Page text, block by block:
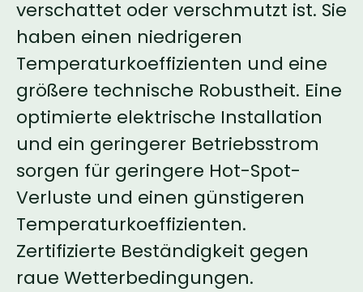
verschattet oder verschmutzt ist. Sie
haben einen niedrigeren
Temperaturkoeffizienten und eine
größere technische Robustheit. Eine
optimierte elektrische Installation
und ein geringerer Betriebsstrom
sorgen für geringere Hot-Spot-
Verluste und einen günstigeren
Temperaturkoeffizienten.
Zertifizierte Beständigkeit gegen
raue Wetterbedingungen.